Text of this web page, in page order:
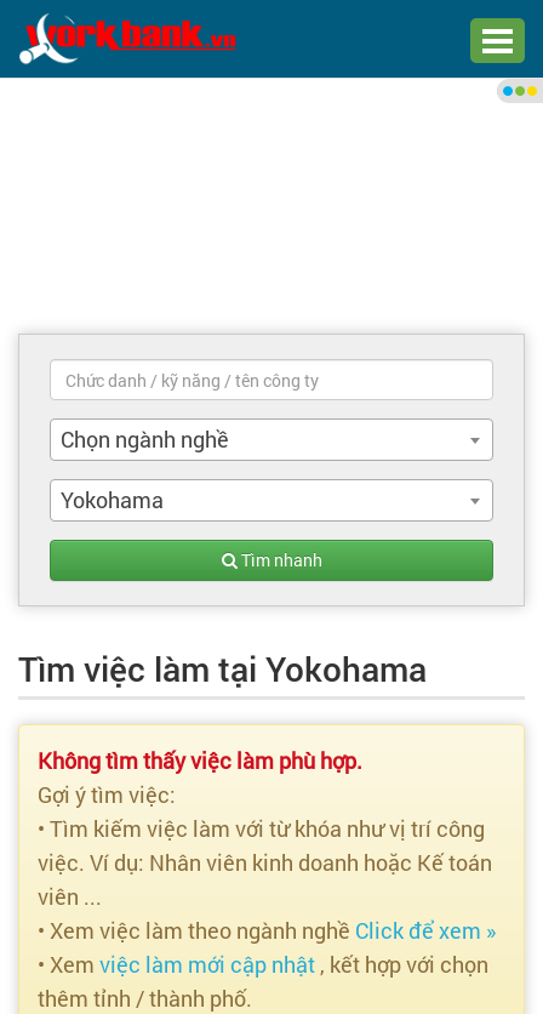
Việc làm mới nhất
Tìm việc làm
Tạo hồ sơ
Cẩm nang việc làm
Bạn cần tuyển người
Nhà tuyển dụng
Chọn ngành nghề
Yokohama
Tìm nhanh
Tìm việc làm tại Yokohama
Không tìm thấy việc làm phù hợp.
Gợi ý tìm việc:
• Tìm kiếm việc làm với từ khóa như vị trí công
việc. Ví dụ: Nhân viên kinh doanh hoặc Kế toán
viên ...
• Xem việc làm theo ngành nghề Click để xem »
• Xem việc làm mới cập nhật , kết hợp với chọn
thêm tỉnh / thành phố.